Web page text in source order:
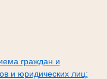
граждан и
и юридических лиц;